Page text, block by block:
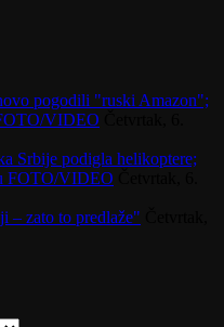
pogodili "ruski Amazon";
VIDEO
Srbije podigla helikoptere;
FOTO/VIDEO
– zato to predlaže"